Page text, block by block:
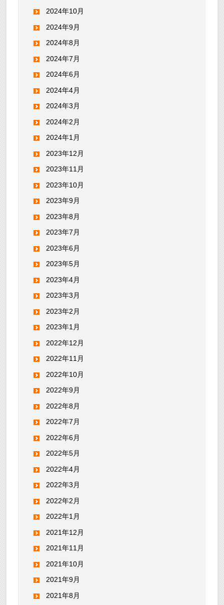
2024年10月
2024年9月
2024年8月
2024年7月
2024年6月
2024年4月
2024年3月
2024年2月
2024年1月
2023年12月
2023年11月
2023年10月
2023年9月
2023年8月
2023年7月
2023年6月
2023年5月
2023年4月
2023年3月
2023年2月
2023年1月
2022年12月
2022年11月
2022年10月
2022年9月
2022年8月
2022年7月
2022年6月
2022年5月
2022年4月
2022年3月
2022年2月
2022年1月
2021年12月
2021年11月
2021年10月
2021年9月
2021年8月